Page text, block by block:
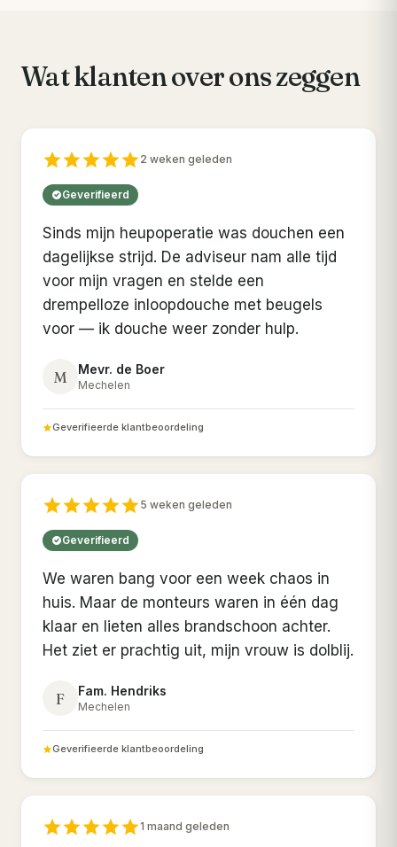
Wat klanten over ons zeggen
2 weken geleden
Geverifieerd
Sinds mijn heupoperatie was douchen een
dagelijkse strijd. De adviseur nam alle tijd
voor mijn vragen en stelde een
drempelloze inloopdouche met beugels
voor — ik douche weer zonder hulp.
M Mevr. de Boer
Mechelen
Geverifieerde klantbeoordeling
5 weken geleden
Geverifieerd
We waren bang voor een week chaos in
huis. Maar de monteurs waren in één dag
klaar en lieten alles brandschoon achter.
Het ziet er prachtig uit, mijn vrouw is dolblij.
F Fam. Hendriks
Mechelen
Geverifieerde klantbeoordeling
1 maand geleden